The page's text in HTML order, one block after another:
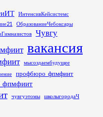
ИнтенсивКейсистемс
ОбразованиеЧебоксары
Чувгу
вакансия
мысоздаембудущее
профбюро_фпмфиит
чувгуэтомы школыгородаЧ